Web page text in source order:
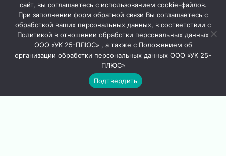
Навигация
по
записям
Предыдущий: Предыдущая
запись:
Улица
Московская дом 101
ремонт внутреннего
водостока
Следующий:Следующая
запись:
Улица
Кольцова дом 13 . 5
под.
сайт, вы соглашаетесь с использованием cookie-файлов.
При заполнении форм обратной связи Вы соглашаетесь с
обработкой ваших персональных данных, в соответствии с
Политикой в отношении обработки персональных данных
ООО «УК 25-ПЛЮС» , а также с Положением об
организации обработки персональных данных ООО «УК 25-
ПЛЮС»
Подтвердить